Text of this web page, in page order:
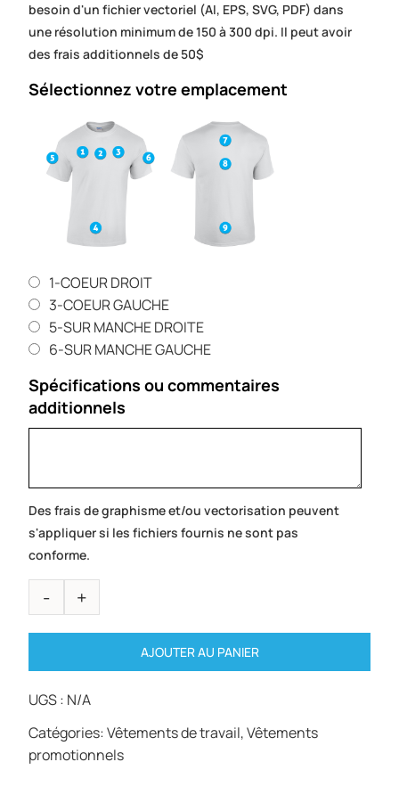
besoin d'un fichier vectoriel (AI, EPS, SVG, PDF) dans
une résolution minimum de 150 à 300 dpi. Il peut avoir
des frais additionnels de 50$
Sélectionnez votre emplacement
1-COEUR DROIT
3-COEUR GAUCHE
5-SUR MANCHE DROITE
6-SUR MANCHE GAUCHE
Spécifications ou commentaires
additionnels
Des frais de graphisme et/ou vectorisation peuvent
s'appliquer si les fichiers fournis ne sont pas
conforme.
AJOUTER AU PANIER
UGS : N/A
Catégories:Vêtements de travail,Vêtements
promotionnels